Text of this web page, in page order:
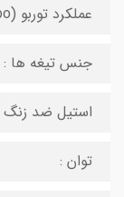
عملکرد توربو (Turbo)
جنس تیغه ها :
استیل ضد زنگ
توان :